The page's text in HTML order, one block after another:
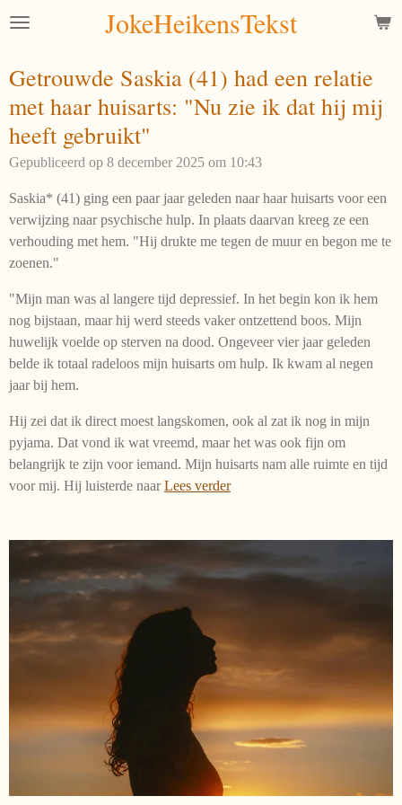
Ga
de
hoofdinhoud
JokeHeikensTekst
Getrouwde Saskia (41) had een relatie
met haar huisarts: "Nu zie ik dat hij mij
heeft gebruikt"
Gepubliceerd op 8 december 2025 om 10:43
Saskia* (41) ging een paar jaar geleden naar haar huisarts voor een
verwijzing naar psychische hulp. In plaats daarvan kreeg ze een
verhouding met hem. "Hij drukte me tegen de muur en begon me te
zoenen."
"Mijn man was al langere tijd depressief. In het begin kon ik hem
nog bijstaan, maar hij werd steeds vaker ontzettend boos. Mijn
huwelijk voelde op sterven na dood. Ongeveer vier jaar geleden
belde ik totaal radeloos mijn huisarts om hulp. Ik kwam al negen
jaar bij hem.
Hij zei dat ik direct moest langskomen, ook al zat ik nog in mijn
pyjama. Dat vond ik wat vreemd, maar het was ook fijn om
belangrijk te zijn voor iemand. Mijn huisarts nam alle ruimte en tijd
voor mij. Hij luisterde naar Lees verder